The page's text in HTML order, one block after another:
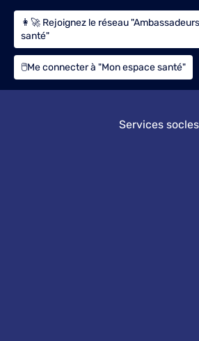
👩‍🚀 Rejoignez le réseau
santé"
🖱️Me connecter à "Mon espace santé"
Services socles